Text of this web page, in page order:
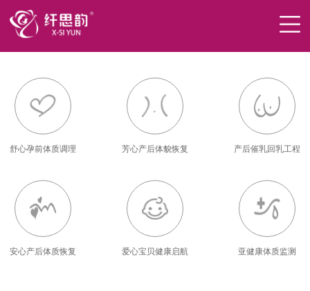
舒心孕前体质调理 芳心产后体貌恢复 产后催乳回乳工程
安心产后体质恢复 爱心宝贝健康启航 亚健康体质监测